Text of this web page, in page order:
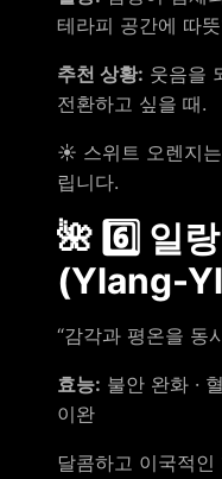
테라피 공간에 따
추천 상황: 웃음을
전환하고 싶을 때.
☀️ 스위트 오렌지는
립니다.
🌺 6️⃣ 일
(Ylang-
“감각과 평온을 동
효능: 불안 완화 ·
이완
달콤하고 이국적